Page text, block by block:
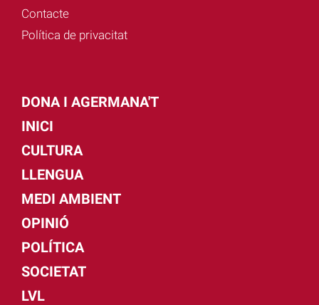
Contacte
Política de privacitat
DONA I AGERMANA'T
INICI
CULTURA
LLENGUA
MEDI AMBIENT
OPINIÓ
POLÍTICA
SOCIETAT
LVL